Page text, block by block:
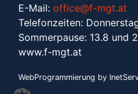
E-Mail: office@f-mgt.at
Telefonzeiten:
Sommerpause: 13.8 und
www.f-mgt.at
WebProgrammierung by